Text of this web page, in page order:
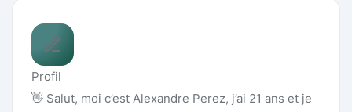
Profil
👋 Salut, moi c’est Alexandre Perez, j’ai 21 ans et je